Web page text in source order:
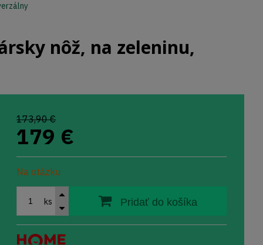
nôž, na zeleninu,
173,90 €
179 €
Na otázku
ks Pridať do košíka